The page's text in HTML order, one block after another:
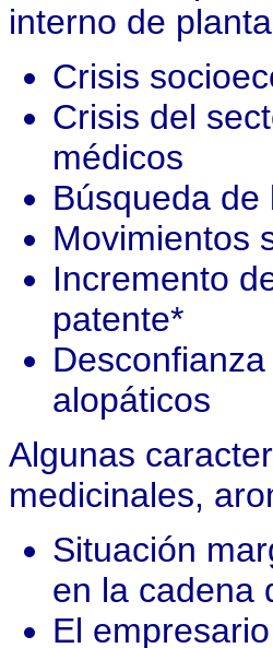
interno de
Crisis
Crisis del
médicos
Búsqueda
Movimientos
Incremento
patente*
alopáticos
Algunas
medicinales,
Situación
en la cadena
El